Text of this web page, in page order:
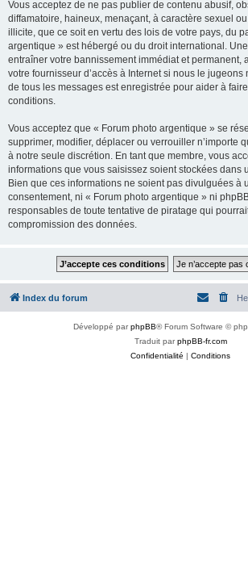
Vous acceptez de ne pas publier de contenu abusif,
diffamatoire, haineux, menaçant, à caractère sexuel
illicite, que ce soit en vertu des lois de votre pays, du
argentique » est hébergé ou du droit international.
entraîner votre bannissement immédiat et permanent,
votre fournisseur d’accès à Internet si nous le jugeons
de tous les messages est enregistrée pour aider à
conditions.
Vous acceptez que « Forum photo argentique » se
supprimer, modifier, déplacer ou verrouiller n’importe
à notre seule discrétion. En tant que membre, vous
informations que vous saisissez soient stockées dans
Bien que ces informations ne soient pas divulguées à
consentement, ni « Forum photo argentique » ni
responsables de toute tentative de piratage qui
compromission des données.
Index du forum
Développé parphpBB® Forum Software ©
Traduit parphpBB-fr.com
Confidentialité | Conditions